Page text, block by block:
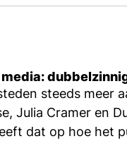
steeds meer
Julia Cramer en
dat op hoe het